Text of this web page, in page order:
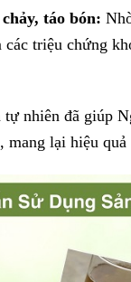
táo bón:
triệu chứng
tự nhiên đã giúp
mang lại hiệu